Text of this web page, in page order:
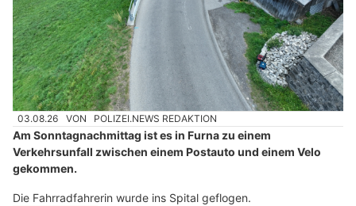
03.08.26 VON POLIZEI.NEWS REDAKTION
Am Sonntagnachmittag ist es in Furna zu einem
Verkehrsunfall zwischen einem Postauto und einem Velo
gekommen.
Die Fahrradfahrerin wurde ins Spital geflogen.